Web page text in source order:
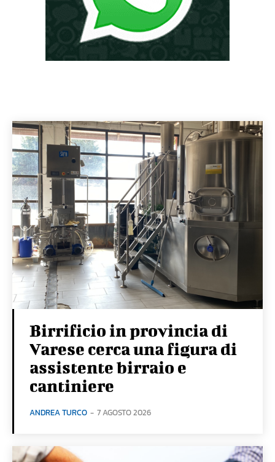
Birrificio in provincia di
Varese cerca una figura di
assistente birraio e
cantiniere
ANDREA TURCO - 7 AGOSTO 2026